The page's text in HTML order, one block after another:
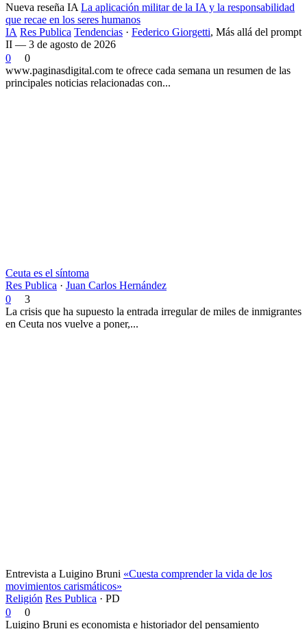
Nueva reseña IA La aplicación militar de la IA y la responsabilidad
que recae en los seres humanos
IA Res Publica Tendencias · Federico Giorgetti, Más allá del prompt
II — 3 de agosto de 2026
0
0
www.paginasdigital.com te ofrece cada semana un resumen de las
principales noticias relacionadas con...
Ceuta es el síntoma
Res Publica · Juan Carlos Hernández
0
3
La crisis que ha supuesto la entrada irregular de miles de inmigrantes
en Ceuta nos vuelve a poner,...
Entrevista a Luigino Bruni «Cuesta comprender la vida de los
movimientos carismáticos»
Religión Res Publica · PD
0
0
Luigino Bruni es economista e historiador del pensamiento